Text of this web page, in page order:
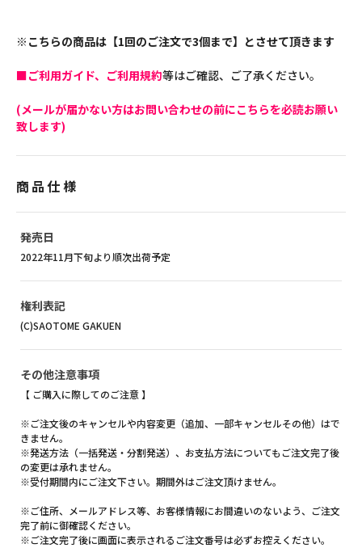
※こちらの商品は【1回のご注文で3個まで】とさせて頂きます
■ご利用ガイド、ご利用規約等はご確認、ご了承ください。
(メールが届かない方はお問い合わせの前にこちらを必読お願い
致します)
商品仕様
発売日
2022年11月下旬より順次出荷予定
権利表記
(C)SAOTOME GAKUEN
その他注意事項
【 ご購入に際してのご注意 】
※ご注文後のキャンセルや内容変更（追加、一部キャンセルその他）はで
きません。
※発送方法（一括発送・分割発送）、お支払方法についてもご注文完了後
の変更は承れません。
※受付期間内にご注文下さい。期間外はご注文頂けません。
※ご住所、メールアドレス等、お客様情報にお間違いのないよう、ご注文
完了前に御確認ください。
※ご注文完了後に画面に表示されるご注文番号は必ずお控えください。